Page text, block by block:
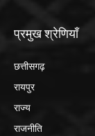
प्रमुख श्रेणियाँ
छत्तीसगढ़
रायपुर
राज्य
राजनीति